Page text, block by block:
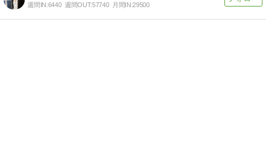
週間IN:6440 週間OUT:57740 月間IN:29500